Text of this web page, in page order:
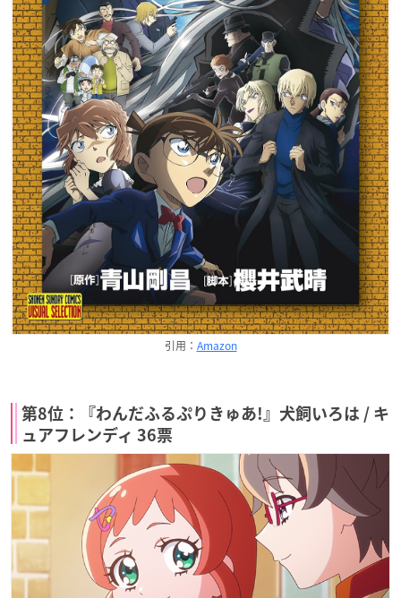
引用： Amazon
第8位：『わんだふるぷりきゅあ!』犬飼いろは / キ
ュアフレンディ 36票